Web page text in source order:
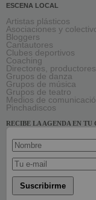
ESCENA LOCAL
Artistas plásticos
Asociaciones y
Bloggers
Cantautores
Clubes deportivos
Coaching
Directores,
Grupos de danza
Grupos de música
Grupos de teatro
Medios de
Pinchadiscos
RECIBE LA AGENDA EN TU
Suscribirme